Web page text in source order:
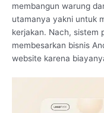
membangun warung
utamanya yakni untuk
kerjakan. Nach, sistem
membesarkan bisnis
website karena